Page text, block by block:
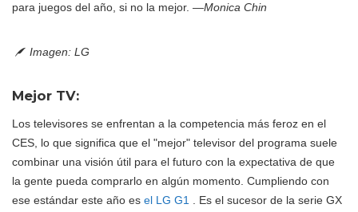
para juegos del año, si no la mejor. —Monica Chin
Imagen: LG
Mejor TV:
Los televisores se enfrentan a la competencia más feroz en el
CES, lo que significa que el "mejor" televisor del programa suele
combinar una visión útil para el futuro con la expectativa de que
la gente pueda comprarlo en algún momento. Cumpliendo con
ese estándar este año es el LG G1
. Es el sucesor de la serie GX